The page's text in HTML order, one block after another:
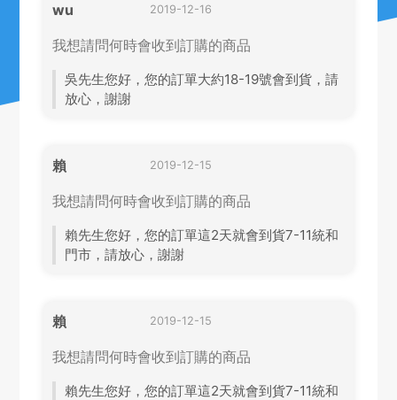
wu 2019-12-16
我想請問何時會收到訂購的商品
吳先生您好，您的訂單大約18-19號會到貨，請
放心，謝謝
賴 2019-12-15
我想請問何時會收到訂購的商品
賴先生您好，您的訂單這2天就會到貨7-11統和
門市，請放心，謝謝
賴 2019-12-15
我想請問何時會收到訂購的商品
賴先生您好，您的訂單這2天就會到貨7-11統和